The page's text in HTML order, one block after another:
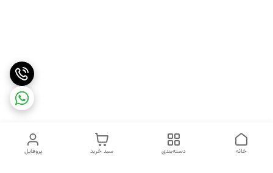
پروفایل سبد خرید دسته‌بندی خانه